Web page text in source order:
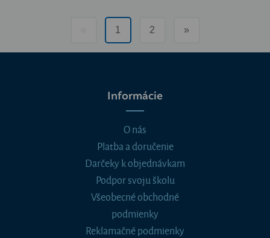
1 2 »
Informácie
O nás
Platba a doručenie
Darčeky k objednávkam
Podpor svoju školu
Všeobecné obchodné
podmienky
Reklamačné podmienky